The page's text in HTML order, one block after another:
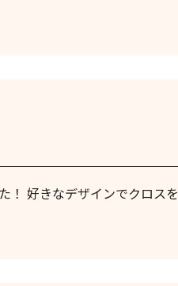
！ 好きなデザインでクロスを